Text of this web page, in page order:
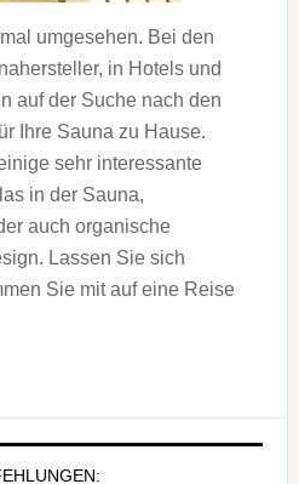
umgesehen. Bei den
in Hotels und
auf der Suche nach den
Ihre Sauna zu Hause.
sehr interessante
in der Sauna,
auch organische
Lassen Sie sich
Sie mit auf eine Reise